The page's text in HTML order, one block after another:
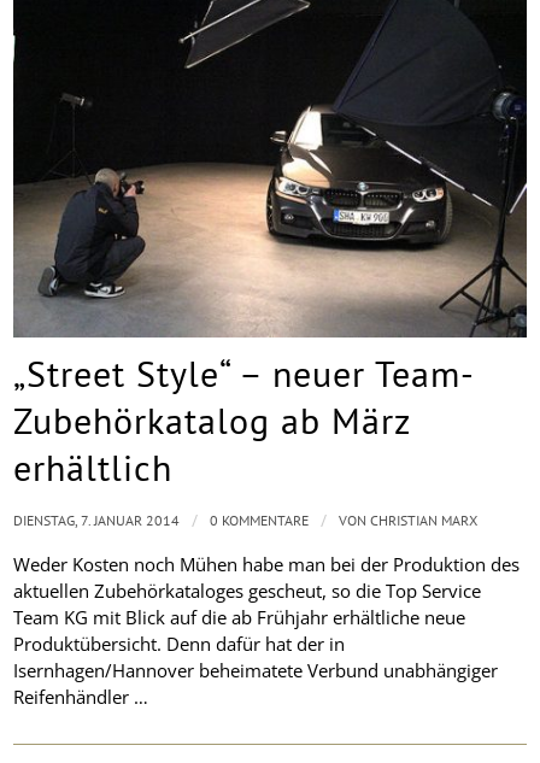
„Street Style“ – neuer Team-
Zubehörkatalog ab März
erhältlich
Weder Kosten noch Mühen habe man bei der Produktion des
aktuellen Zubehörkataloges gescheut, so die Top Service
Team KG mit Blick auf die ab Frühjahr erhältliche neue
Produktübersicht. Denn dafür hat der in
Isernhagen/Hannover beheimatete Verbund unabhängiger
Reifenhändler …
DIENSTAG, 7. JANUAR 2014 / 0 KOMMENTARE / VONCHRISTIAN MARX